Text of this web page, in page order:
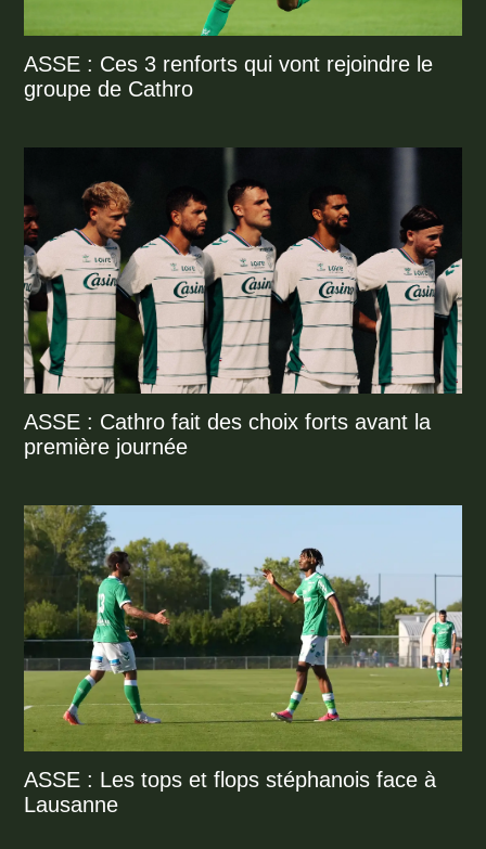
ASSE : Ces 3 renforts qui vont rejoindre le
groupe de Cathro
ASSE : Cathro fait des choix forts avant la
première journée
ASSE : Les tops et flops stéphanois face à
Lausanne